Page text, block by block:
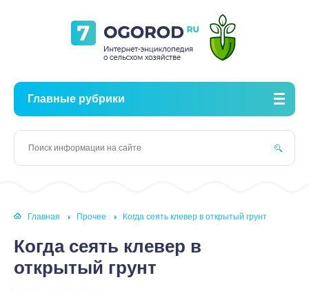
Главные рубрики
Главная Прочее Когда сеять клевер в открытый грунт
Когда сеять клевер в
открытый грунт